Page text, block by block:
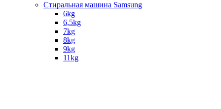
Стиральная машина Samsung
6kg
6,5kg
7kg
8kg
9kg
11kg